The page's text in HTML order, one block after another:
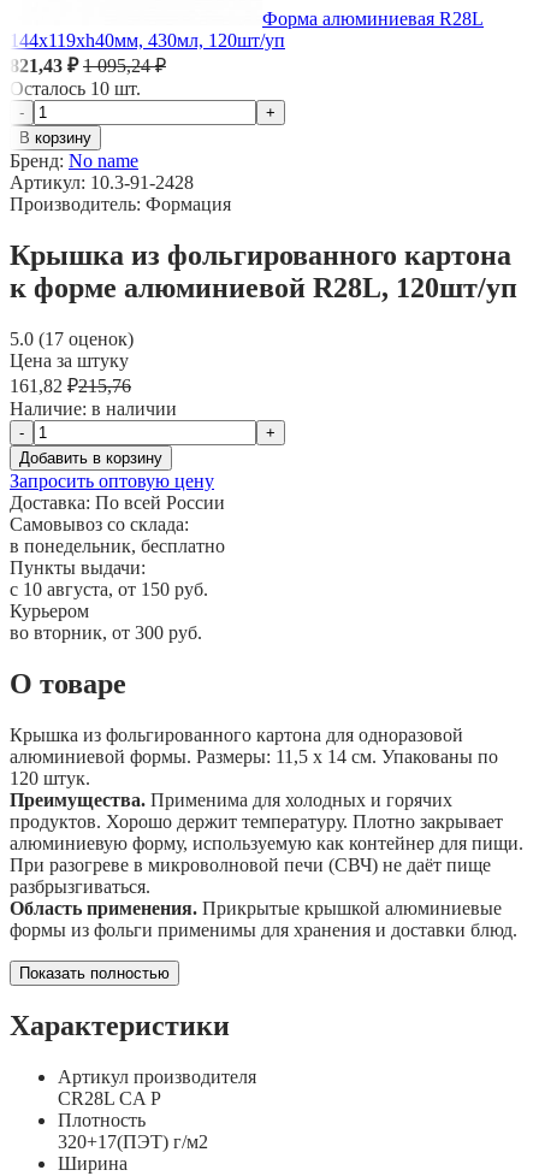
Форма алюминиевая R28L
144х119хh40мм, 430мл, 120шт/уп
821,43 ₽1 095,24 ₽
Осталось 10 шт.
-
+
В корзину
Бренд: No name
Артикул: 10.3-91-2428
Производитель: Формация
Крышка из фольгированного картона
к форме алюминиевой R28L, 120шт/уп
5.0 (17 оценок)
Цена за штуку
161,82 ₽215,76
Наличие: в наличии
-
+
Добавить в корзину
Запросить оптовую цену
Доставка: По всей России
Самовывоз со склада:
в понедельник, бесплатно
Пункты выдачи:
c 10 августа, от 150 руб.
Курьером
во вторник, от 300 руб.
О товаре
Крышка из фольгированного картона для одноразовой
алюминиевой формы. Размеры: 11,5 х 14 см. Упакованы по
120 штук.
Преимущества. Применима для холодных и горячих
продуктов. Хорошо держит температуру. Плотно закрывает
алюминиевую форму, используемую как контейнер для пищи.
При разогреве в микроволновой печи (СВЧ) не даёт пище
разбрызгиваться.
Область применения. Прикрытые крышкой алюминиевые
формы из фольги применимы для хранения и доставки блюд.
Показать полностью
Характеристики
Артикул производителя
CR28L CA P
Плотность
320+17(ПЭТ) г/м2
Ширина